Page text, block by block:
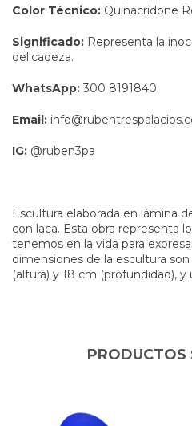
Color Técnico: Quinacridone
Significado: Representa la
delicadeza.
WhatsApp: 300 8191840
Email:
IG: @ruben3pa
Escultura elaborada en lámina
con laca. Esta obra representa
tenemos en la vida para
dimensiones de la escultura
(altura) y 18 cm (profundidad), y
PRODUCTOS